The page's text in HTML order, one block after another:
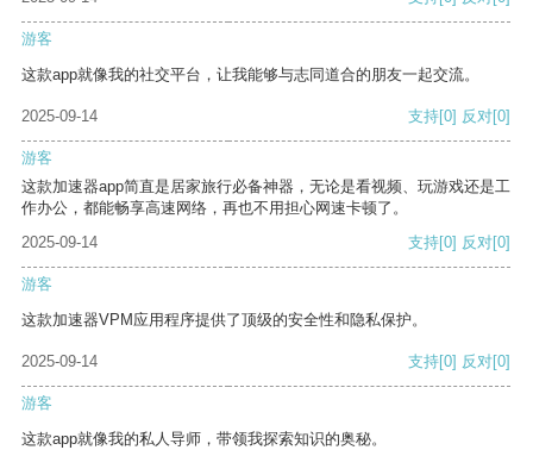
游客
这款app就像我的社交平台，让我能够与志同道合的朋友一起交流。
2025-09-14 支持[0] 反对[0]
游客
这款加速器app简直是居家旅行必备神器，无论是看视频、玩游戏还是工
作办公，都能畅享高速网络，再也不用担心网速卡顿了。
2025-09-14
支持[0] 反对[0]
游客
这款加速器VPM应用程序提供了顶级的安全性和隐私保护。
2025-09-14 支持[0] 反对[0]
游客
这款app就像我的私人导师，带领我探索知识的奥秘。